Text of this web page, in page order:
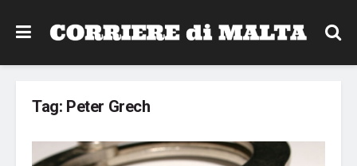
Tag: Peter Grech